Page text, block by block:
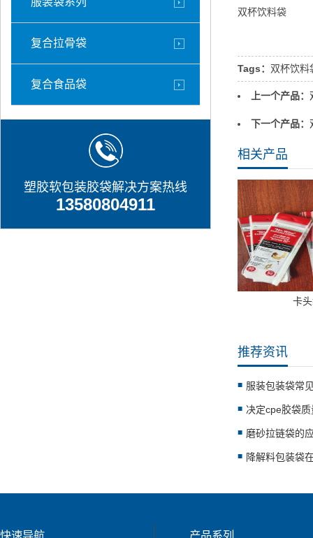
复合拉骨袋
复合食品袋
塑胶软包装胶袋解决方案热线
13580804911
双杯饮料袋
Tags： 双杯饮料
上一个产品：
下一个产品：
相关产品
卡
推荐资讯
服装包装袋常
决定cpe胶袋
磨砂拉链袋的
降解料包装袋
快速导航 产品系列